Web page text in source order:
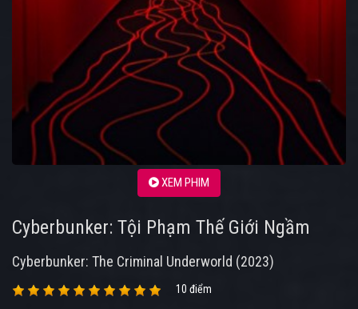
XEM PHIM
Cyberbunker: Tội Phạm Thế Giới Ngầm
Cyberbunker: The Criminal Underworld (2023)
10 điểm